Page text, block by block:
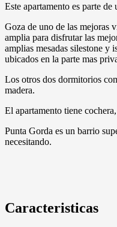
Este apartamento es parte
Goza de uno de las mejoras
amplia para disfrutar las
amplias mesadas silestone y
ubicados en la parte mas
Los otros dos dormitorios
madera.
El apartamento tiene
Punta Gorda es un barrio
necesitando.
Caracteristicas